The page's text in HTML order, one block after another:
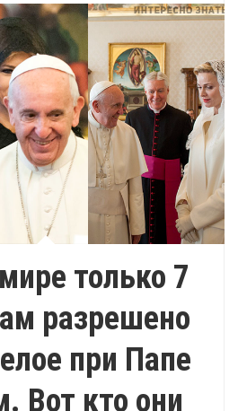
только 7
разрешено
при Папе
Вот кто они